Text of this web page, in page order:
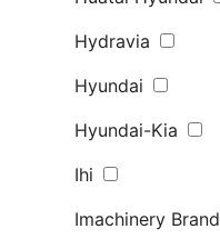
Hydravia
Hyundai
Hyundai-Kia
Ihi
Imachinery Brand